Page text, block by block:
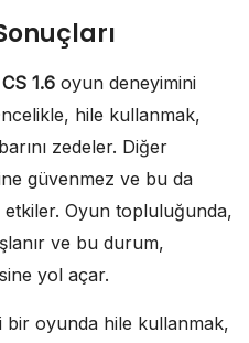
CS 1.6 oyun deneyimini
hile kullanmak,
zedeler. Diğer
güvenmez ve bu da
Oyun topluluğunda,
ve bu durum,
yol açar.
bir oyunda hile kullanmak,